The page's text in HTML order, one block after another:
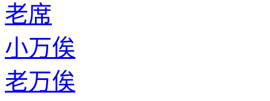
老席
小万俟
老万俟